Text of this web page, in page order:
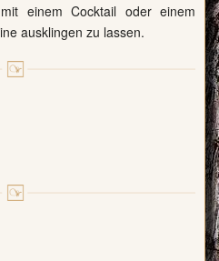
einem Cocktail oder einem
ausklingen zu lassen.